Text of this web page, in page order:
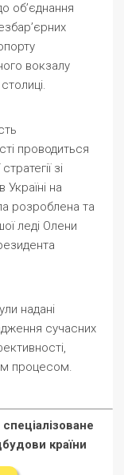
об’єднання
вокзалу
проводиться
зі
на
розроблена та
леді Олени
надані
сучасних
процесом.
країни